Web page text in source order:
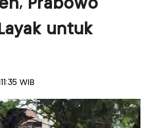
Prabowo
untuk
WIB